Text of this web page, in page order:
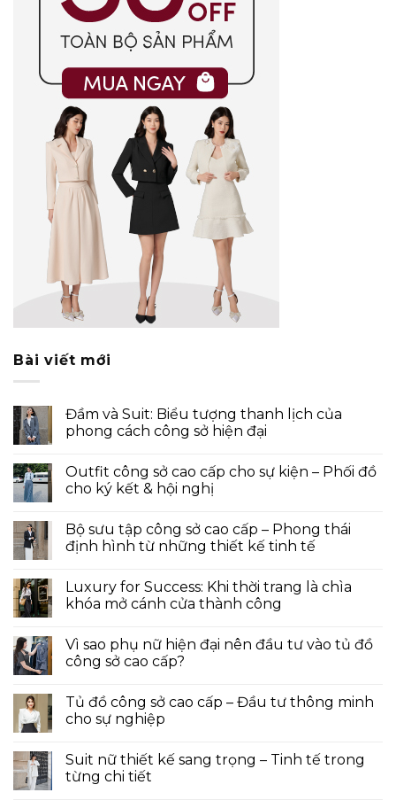
Bài viết mới
Đầm và Suit: Biểu tượng thanh lịch của
phong cách công sở hiện đại
Outfit công sở cao cấp cho sự kiện – Phối đồ
cho ký kết & hội nghị
Bộ sưu tập công sở cao cấp – Phong thái
định hình từ những thiết kế tinh tế
Luxury for Success: Khi thời trang là chìa
khóa mở cánh cửa thành công
Vì sao phụ nữ hiện đại nên đầu tư vào tủ đồ
công sở cao cấp?
Tủ đồ công sở cao cấp – Đầu tư thông minh
cho sự nghiệp
Suit nữ thiết kế sang trọng – Tinh tế trong
từng chi tiết